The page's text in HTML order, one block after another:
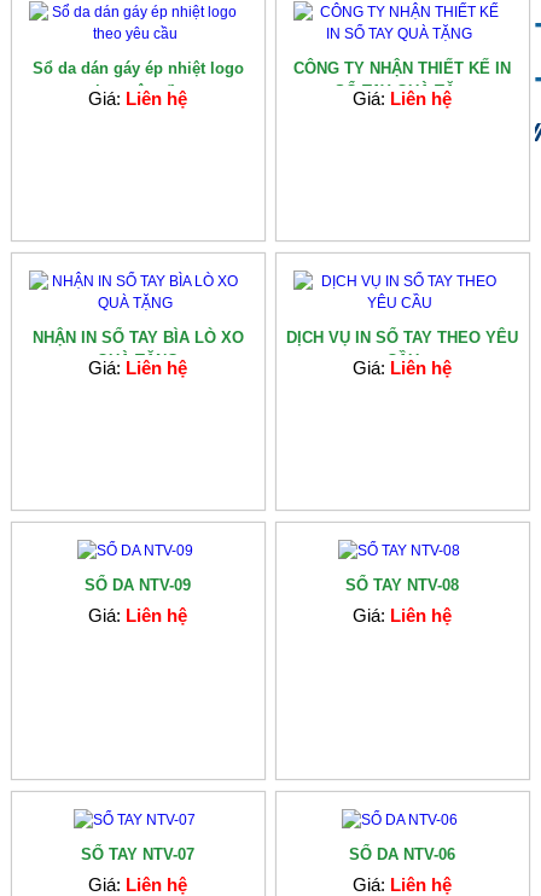
Sổ da dán gáy ép nhiệt logo
theo yêu cầu
Giá: Liên hệ
CÔNG TY NHẬN THIẾT KẾ IN
SỔ TAY QUÀ TẶ...
Giá: Liên hệ
NHẬN IN SỔ TAY BÌA LÒ XO
QUÀ TẶNG
Giá: Liên hệ
DỊCH VỤ IN SỔ TAY THEO YÊU
CẦU
Giá: Liên hệ
SỔ DA NTV-09
Giá: Liên hệ
SỔ TAY NTV-08
Giá: Liên hệ
SỔ TAY NTV-07
Giá: Liên hệ
SỔ DA NTV-06
Giá: Liên hệ